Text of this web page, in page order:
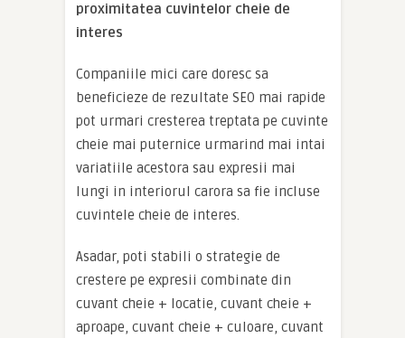
proximitatea cuvintelor cheie de
interes
Companiile mici care doresc sa
beneficieze de rezultate SEO mai rapide
pot urmari cresterea treptata pe cuvinte
cheie mai puternice urmarind mai intai
variatiile acestora sau expresii mai
lungi in interiorul carora sa fie incluse
cuvintele cheie de interes.
Asadar, poti stabili o strategie de
crestere pe expresii combinate din
cuvant cheie + locatie, cuvant cheie +
aproape, cuvant cheie + culoare, cuvant